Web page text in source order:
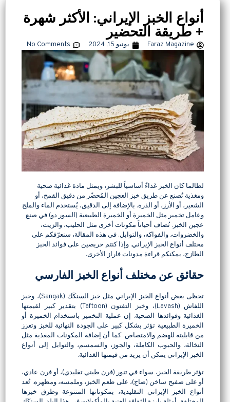
أنواع الخبز الإيراني: الأكثر شهرة
+ طريقة التحضير
Faraz Magazine يونيو 15, 2024 No Comments
لطالما كان الخبز غذاءً أساسياً للبشر، ويمثل مادة غذائية صحية
ومغذية تُصنع عن طريق خبز العجين المُحضّر من دقيق القمح، أو
الشعير، أو الأرز، أو الذرة. بالإضافة إلى الدقيق، يُستخدم الماء والملح
وعامل تخمير مثل الخميرة أو الخميرة الطبيعية (السور دو) في صنع
عجين الخبز. تُضاف أحياناً مكونات أخرى مثل الحليب، والزيت،
والخضروات، والفواكه، والتوابل. في هذه المقالة، سنعرّفكم على
مختلف أنواع الخبز الإيراني. وإذا كنتم حريصين علىفوائد الخبز
الطازج، يمكنكم قراءة مدونات فاراز الأخرى.
حقائق عن مختلف أنواع الخبز الفارسي
تحظى بعض أنواع الخبز الإيراني مثل خبز السنكَك (Sangak)، وخبز
اللفاش (Lavash)، وخبز التفتون (Taftoon) بتقدير كبير لقيمتها
الغذائية وفوائدها الصحية. إن عملية التخمير باستخدام الخميرة أو
الخميرة الطبيعية تؤثر بشكل كبير على الجودة النهائية للخبز وتعزز
من قابليته للهضم والامتصاص. كما أن إضافة المكونات المغذية مثل
النخالة، والحبوب الكاملة، والجوز، والسمسم، والتوابل إلى أنواع
الخبز الإيراني يمكن أن يزيد من قيمتها الغذائية.
تؤثر طريقة الخبز، سواء في تنور (فرن طيني تقليدي)، أو فرن عادي،
أو على صفيح ساخن (صاج)، على طعم الخبز، وملمسه، ومظهره. تُعد
أنواع الخبز الإيراني التقليدية، بمكوناتها المتنوعة وطرق خبزها